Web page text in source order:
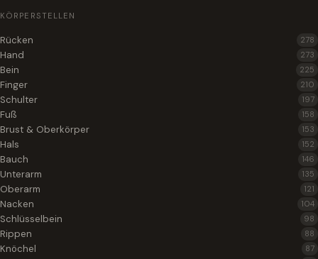
KÖRPERSTELLEN
Rücken 278
Hand 273
Bein 225
Finger 210
Schulter 197
Fuß 158
Brust & Oberkörper 153
Hals 152
Bauch 146
Unterarm 135
Oberarm 121
Nacken 104
Schlüsselbein 98
Rippen 88
Knöchel 87